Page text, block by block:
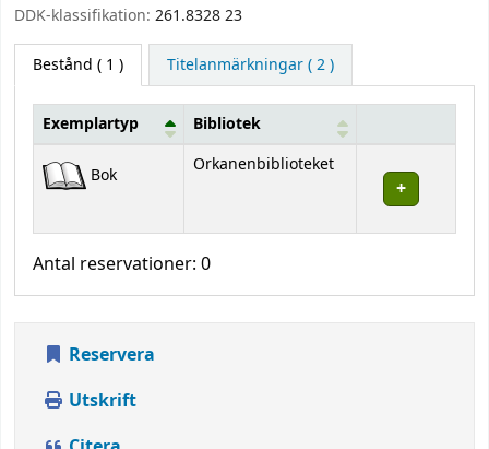
DDK-klassifikation: 261.8328 23
Bestånd ( 1 ) Titelanmärkningar ( 2 )
Exemplartyp Bibliotek
Bok Orkanenbiblioteket
Antal reservationer: 0
Reservera
Utskrift